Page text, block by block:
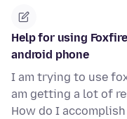
Help for using
android phone
I am trying to use
am getting a lot of
How do I